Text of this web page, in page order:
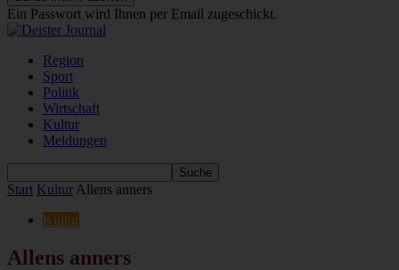
Ein Passwort wird Ihnen per Email zugeschickt.
Region
Sport
Politik
Wirtschaft
Kultur
Meldungen
Start Kultur Allens anners
Kultur
Allens anners